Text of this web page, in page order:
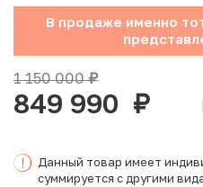
Наборы монет
Инвестиционные монеты
В продаже именно
1 150 000руб.
849 990 руб.
Данный товар имеет
суммируется с другими